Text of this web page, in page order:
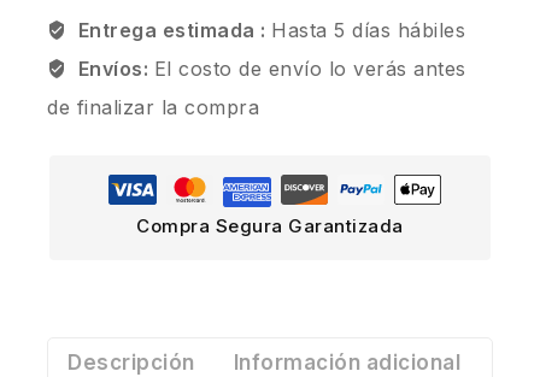
Entrega estimada : Hasta 5 días hábiles
Envíos: El costo de envío lo verás antes
de finalizar la compra
Compra Segura Garantizada
Descripción Información adicional